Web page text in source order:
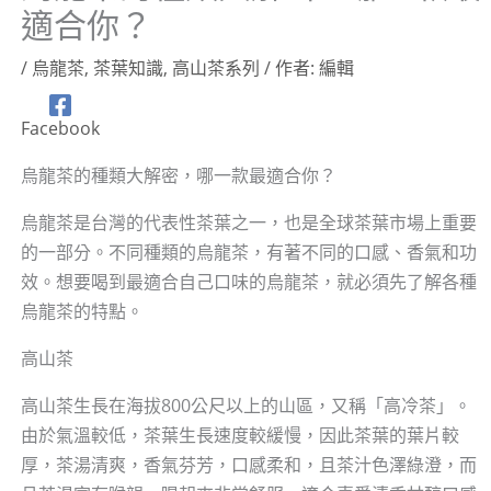
適合你？
/ 烏龍茶, 茶葉知識, 高山茶系列 / 作者: 編輯
Facebook
烏龍茶的種類大解密，哪一款最適合你？
烏龍茶是台灣的代表性茶葉之一，也是全球茶葉市場上重要
的一部分。不同種類的烏龍茶，有著不同的口感、香氣和功
效。想要喝到最適合自己口味的烏龍茶，就必須先了解各種
烏龍茶的特點。
高山茶
高山茶生長在海拔800公尺以上的山區，又稱「高冷茶」。
由於氣溫較低，茶葉生長速度較緩慢，因此茶葉的葉片較
厚，茶湯清爽，香氣芬芳，口感柔和，且茶汁色澤綠澄，而